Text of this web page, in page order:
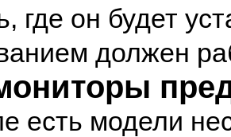
где он будет
должен
есть модели